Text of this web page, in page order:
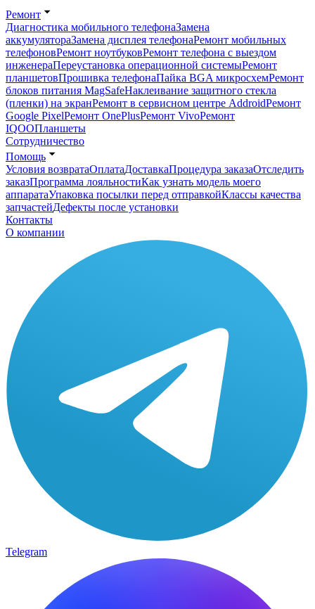
Ремонт
Диагностика мобильного телефонаЗамена
аккумулятораЗамена дисплея телефонаРемонт мобильных
телефоновРемонт ноутбуковРемонт телефона с выездом
инженераПереустановка операционной системыРемонт
планшетовПрошивка телефонаПайка BGA микросхемРемонт
блоков питания MagSafeНаклеивание защитного стекла
(пленки) на экранРемонт в сервисном центре AddroidРемонт
Google PixelРемонт OnePlusРемонт VivoРемонт
IQOOПланшеты
Сотрудничество
Помощь
Условия возвратаОплатаДоставкаПроцедура заказаОтследить
заказПрограмма лояльностиКак узнать модель моего
аппаратаУпаковка посылки перед отправкойКлассы качества
запчастейДефекты после установки
Контакты
О компании
Telegram